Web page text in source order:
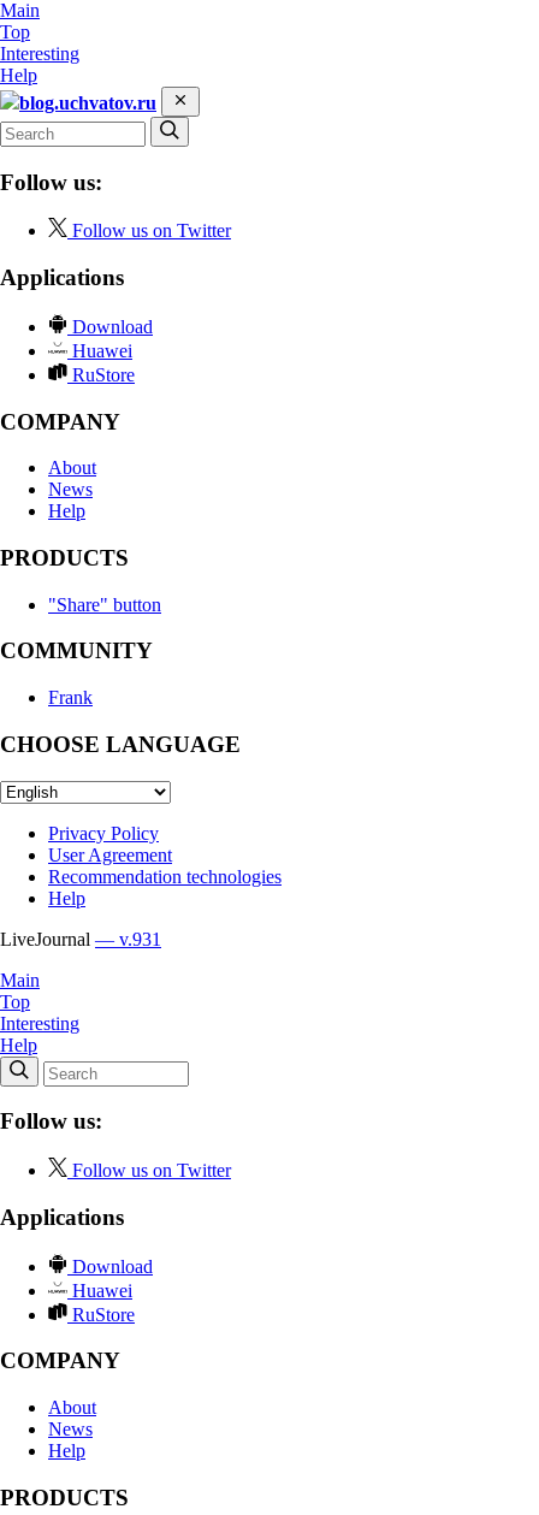
Main
Top
Interesting
Help
blog.uchvatov.ru
Follow us:
Follow us on Twitter
Applications
Download
Huawei
RuStore
COMPANY
About
News
Help
PRODUCTS
"Share" button
COMMUNITY
Frank
CHOOSE LANGUAGE
Privacy Policy
User Agreement
Recommendation technologies
Help
LiveJournal — v.931
Main
Top
Interesting
Help
Follow us:
Follow us on Twitter
Applications
Download
Huawei
RuStore
COMPANY
About
News
Help
PRODUCTS